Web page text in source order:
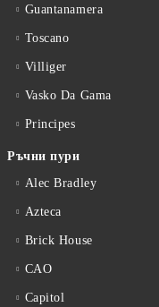
Guantanamera
Toscano
Villiger
Vasko Da Gama
Principes
Ръчни пури
Alec Bradley
Azteca
Brick House
CAO
Capitol